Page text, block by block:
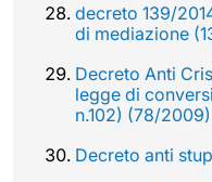
decreto 139/
di mediazione
Decreto Anti
legge di
n.102) (78/2009)
Decreto anti